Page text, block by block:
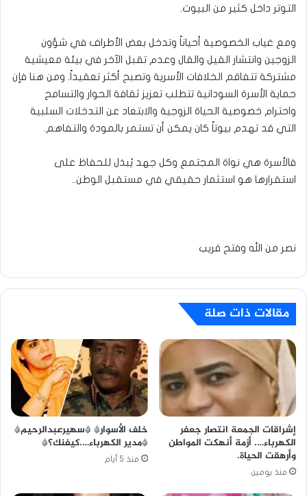
التوتر داخل كثير من البيوت.
ومع غياب الخصوصية أحياناً وتدخل بعض الأطراف في شؤون
الزوجين وانتشار القيل والقال وعدم تقبل الآخر في بيئة معيشية
مشتركة تتفاقم الخلافات الأسرية وتصبح أكثر تعقيداً. ومن هنا فإن
حماية الأسرة السودانية تتطلب تعزيز ثقافة الحوار والتسامح
واحترام خصوصية الحياة الزوجية والابتعاد عن التدخلات السلبية
التي قد تهدم بيوتاً كان يمكن أن تستمر بالمودة والتفاهم.
فالأسرة هي نواة المجتمع وكل جهد يُبذل للحفاظ على
استقرارها هو استثمار حقيقي في مستقبل الوطن..
نصر من الله وفتح قريب
مقالات ذات صلة
إشراقات الجمعة انتصار جعفر
الكهرباء…. أزمة أنهكت المواطن
وأرهقت الحياة.
منذ يومين
خلف الأسوار* *سهيرعبدالرحيم*
*مدير الكهرباء….كيفنك؟*
منذ 5 أيام